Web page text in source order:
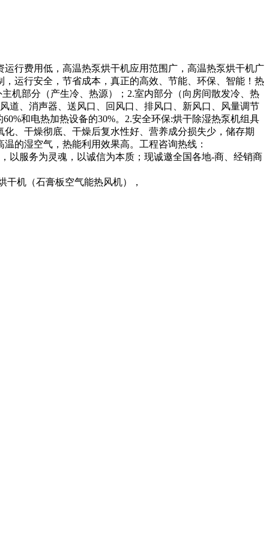
行费用低，高温热泵烘干机应用范围广，高温热泵烘干机广
运行安全，节省成本，真正的高效、节能、环保、智能！热
机部分（产生冷、热源）；2.室内部分（向房间散发冷、热
道、消声器、送风口、回风口、排风口、新风口、风量调节
和电热加热设备的30%。2.安全环保:烘干除湿热泵机组具
、干燥彻底、干燥后复水性好、营养成分损失少，储存期
的湿空气，热能利用效果高。工程咨询热线：
以服务为灵魂，以诚信为本质；现诚邀全国各地-商、经销商
机（石膏板空气能热风机），